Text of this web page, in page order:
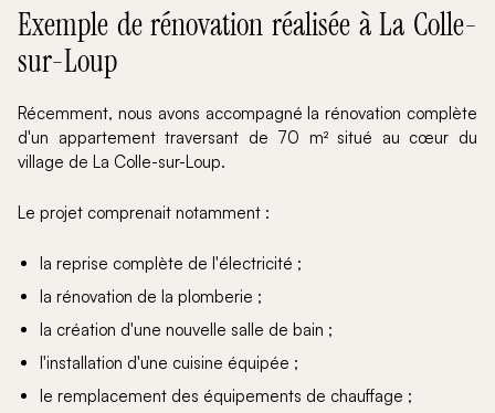
Exemple de rénovation réalisée à La Colle-
sur-Loup
Récemment, nous avons accompagné la rénovation complète
d'un appartement traversant de 70 m² situé au cœur du
village de La Colle-sur-Loup.
Le projet comprenait notamment :
la reprise complète de l'électricité ;
la rénovation de la plomberie ;
la création d'une nouvelle salle de bain ;
l'installation d'une cuisine équipée ;
le remplacement des équipements de chauffage ;